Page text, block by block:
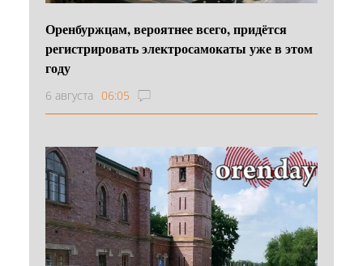
Оренбуржцам, вероятнее всего, придётся
регистрировать электросамокаты уже в этом
году
6 августа 06:05